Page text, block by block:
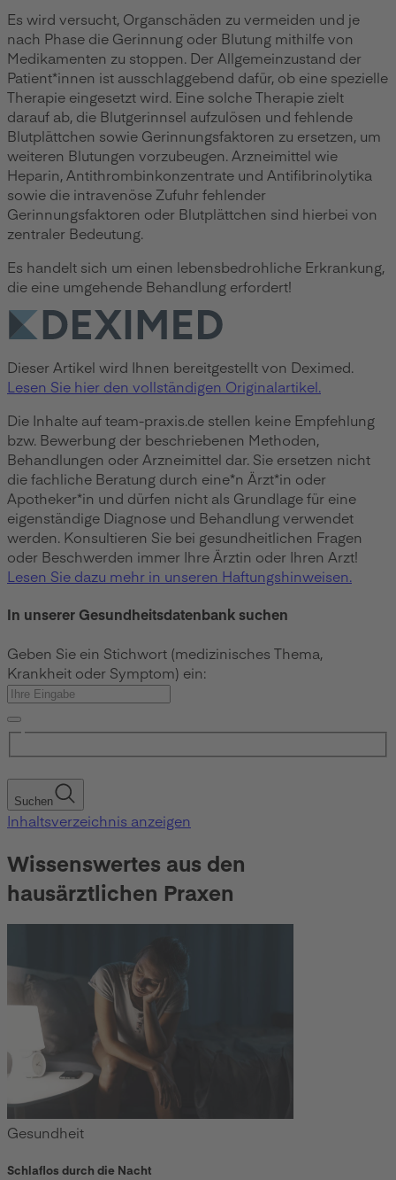
Es wird versucht, Organschäden zu vermeiden und je
nach Phase die Gerinnung oder Blutung mithilfe von
Medikamenten zu stoppen. Der Allgemeinzustand der
Patient*innen ist ausschlaggebend dafür, ob eine spezielle
Therapie eingesetzt wird. Eine solche Therapie zielt
darauf ab, die Blutgerinnsel aufzulösen und fehlende
Blutplättchen sowie Gerinnungsfaktoren zu ersetzen, um
weiteren Blutungen vorzubeugen. Arzneimittel wie
Heparin, Antithrombinkonzentrate und Antifibrinolytika
sowie die intravenöse Zufuhr fehlender
Gerinnungsfaktoren oder Blutplättchen sind hierbei von
zentraler Bedeutung.
Es handelt sich um einen lebensbedrohliche Erkrankung,
die eine umgehende Behandlung erfordert!
Dieser Artikel wird Ihnen bereitgestellt von Deximed.
Lesen Sie hier den vollständigen Originalartikel.
Die Inhalte auf team-praxis.de stellen keine Empfehlung
bzw. Bewerbung der beschriebenen Methoden,
Behandlungen oder Arzneimittel dar. Sie ersetzen nicht
die fachliche Beratung durch eine*n Ärzt*in oder
Apotheker*in und dürfen nicht als Grundlage für eine
eigenständige Diagnose und Behandlung verwendet
werden. Konsultieren Sie bei gesundheitlichen Fragen
oder Beschwerden immer Ihre Ärztin oder Ihren Arzt!
Lesen Sie dazu mehr in unseren Haftungshinweisen.
In unserer Gesundheitsdatenbank suchen
Geben Sie ein Stichwort (medizinisches Thema,
Krankheit oder Symptom) ein:
Suchen
Inhaltsverzeichnis anzeigen
Wissenswertes aus den
hausärztlichen Praxen
Gesundheit
Schlaflos durch die Nacht